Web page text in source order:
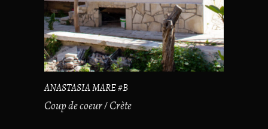
ANASTASIA MARE #B
Coup de coeur Crète